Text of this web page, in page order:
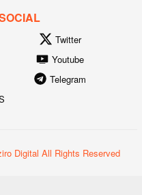
Twitter
Youtube
Telegram
Digital All Rights Reserved